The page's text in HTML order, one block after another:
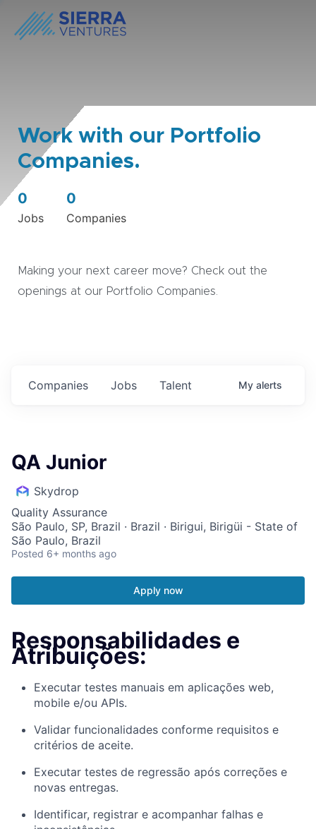
Work with our Portfolio
Companies.
0
Jobs
0
Companies
Making your next career move? Check out the
openings at our Portfolio Companies.
Jobs
Companies Talent My alerts
QA Junior
Skydrop
Quality Assurance
São Paulo, SP, Brazil · Brazil · Birigui, Birigüi - State of
São Paulo, Brazil
Posted 6+ months ago
Apply now
Responsabilidades e
Atribuições:
Executar testes manuais em aplicações web,
mobile e/ou APIs.
Validar funcionalidades conforme requisitos e
critérios de aceite.
Executar testes de regressão após correções e
novas entregas.
Identificar, registrar e acompanhar falhas e